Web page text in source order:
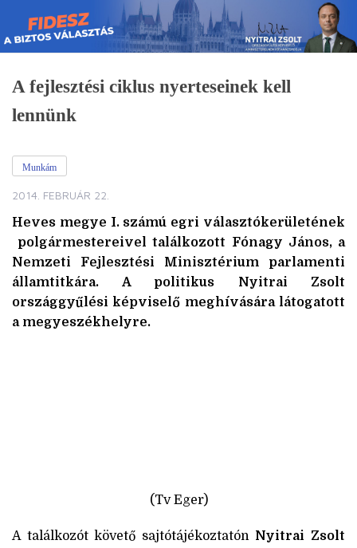
Skip
to
content
A fejlesztési ciklus nyerteseinek kell
lennünk
Munkám
2014. FEBRUÁR 22.
Heves megye I. számú egri választókerületének
polgármestereiveltalálkozott Fónagy János, a
Nemzeti Fejlesztési Minisztérium parlamenti
államtitkára. A politikus Nyitrai Zsolt
országgyűlési képviselő meghívására látogatott
a megyeszékhelyre.
(Tv Eger)
A találkozót követő sajtótájékoztatón Nyitrai Zsolt